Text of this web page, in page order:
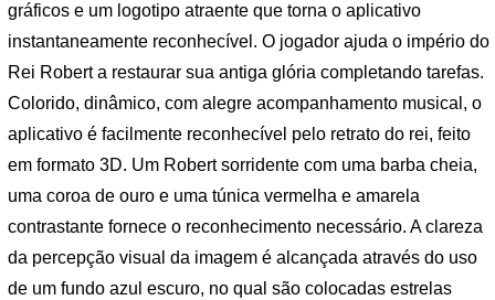
gráficos e um logotipo atraente que torna o aplicativo
instantaneamente reconhecível. O jogador ajuda o império do
Rei Robert a restaurar sua antiga glória completando tarefas.
Colorido, dinâmico, com alegre acompanhamento musical, o
aplicativo é facilmente reconhecível pelo retrato do rei, feito
em formato 3D. Um Robert sorridente com uma barba cheia,
uma coroa de ouro e uma túnica vermelha e amarela
contrastante fornece o reconhecimento necessário. A clareza
da percepção visual da imagem é alcançada através do uso
de um fundo azul escuro, no qual são colocadas estrelas